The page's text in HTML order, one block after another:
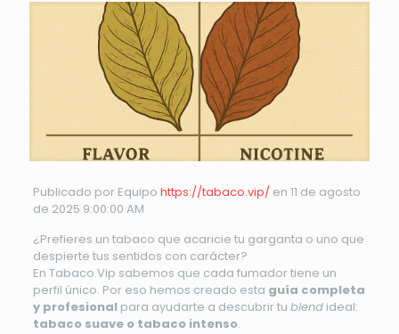
Publicado por Equipo https://tabaco.vip/en 11 de agosto
de 2025 9:00:00 AM
¿Prefieres un tabaco que acaricie tu garganta o uno que
despierte tus sentidos con carácter?
En Tabaco.Vip sabemos que cada fumador tiene un
perfil único. Por eso hemos creado esta guía completa
y profesionalpara ayudarte a descubrir tu blendideal:
tabaco suave o tabaco intenso.